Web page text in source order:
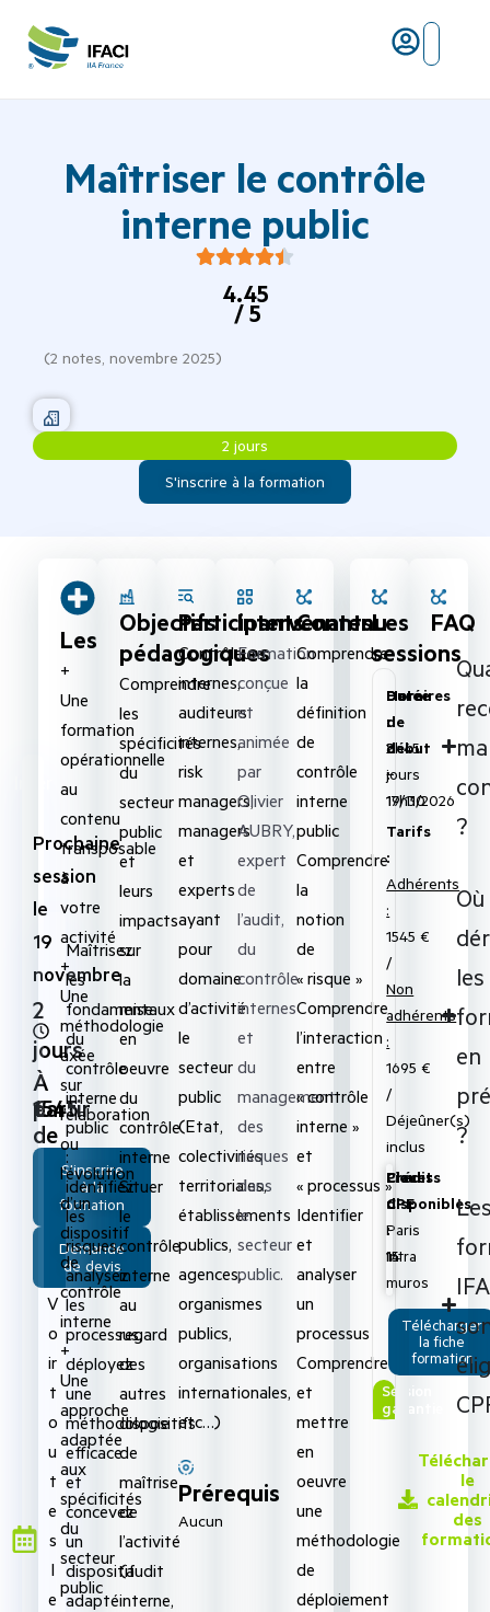
Maîtriser le contrôle
interne public
4.45
/ 5
(2 notes, novembre 2025)
2 jours
S'inscrire à la formation
Prochaine
session
le
19
novembre
2
jours
À
partir
de
1545
€
S'inscrire
à la
formation
Demande
de devis
V
o
ir
t
o
u
t
e
s
l
e
Maîtrisez
les
fondamentaux
du
contrôle
interne
public
:
identifiez
les
risques,
analysez
les
processus,
déployez
une
méthodologie
efficace
et
concevez
un
dispositif
adapté
Les
+
Une
formation
opérationnelle
au
contenu
transposable
à
votre
activité
+
Une
méthodologie
axée
sur
l’élaboration
ou
l’évolution
d’un
dispositif
de
contrôle
interne
+
Une
approche
adaptée
aux
spécificités
du
secteur
public
Objectifs
pédagogiques
Comprendre
les
spécificités
du
secteur
public
et
leurs
impacts
sur
la
mise
en
oeuvre
du
contrôle
interne
Situer
le
contrôle
interne
au
regard
des
autres
dispositifs
de
maîtrise
de
l’activité
(audit
interne,
Participants
Contrôleurs
internes,
auditeurs
internes,
risk
managers,
managers
et
experts
ayant
pour
domaine
d’activité
le
secteur
public
(Etat,
colectivités
territoriales,
établissements
publics,
agences,
organismes
publics,
organisations
internationales,
etc…)
Prérequis
Aucun
Intervenants
Formation
conçue
et
animée
par
Olivier
AUBRY,
expert
de
l’audit,
du
contrôle
internes
et
du
management
des
risques
dans
le
secteur
public.
Contenu
Comprendre
la
définition
de
contrôle
interne
public
Comprendre
la
notion
de
« risque »
Comprendre
l’interaction
entre
« contrôle
interne »
et
« processus »
Identifier
et
analyser
un
processus
Comprendre
et
mettre
en
oeuvre
une
méthodologie
de
déploiement
Les
sessions
Date
de
début
:
19/11/2026
Durée
:
2
jours
Horaires
:
8h45
–
17h30
Tarifs
:
Adhérents
:
1545 €
/
Non
adhérents
:
1695 €
/
Déjeûner(s)
inclus
Lieu
:
Paris
intra
muros
Places
disponibles
:
15
Crédits
CPE
:
14
Télécharger
la fiche
formation
Session
garantie
le
des
FAQ
ma
?
les
en
?